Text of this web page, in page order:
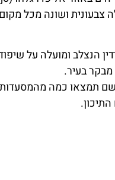
צבעונית ושונה מכל
הנצלב ומועלה על
בעיר.
תמצאו כמה